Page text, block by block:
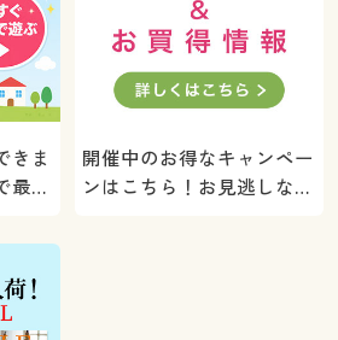
きま
最大
開催中のお得なキャンペー
ンはこちら！お見逃しな